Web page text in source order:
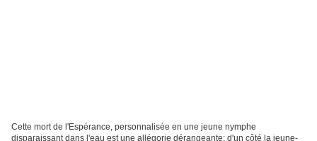
Cette mort de l'Espérance, personnalisée en une jeune nymphe
disparaissant dans l'eau est une allégorie dérangeante: d'un côté la jeune-